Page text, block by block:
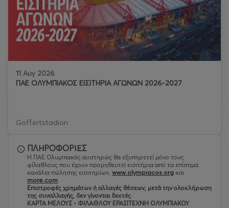
11 Αυγ 2026
ΠΑΕ ΟΛΥΜΠΙΑΚΟΣ ΕΙΣΙΤΗΡΙΑ ΑΓΩΝΩΝ 2026-2027
Goffertstadion
ΠΛΗΡΟΦΟΡΙΕΣ
Η ΠΑΕ Ολυμπιακός αυστηρώς θα εξυπηρετεί μόνο τους
φίλαθλους που έχουν προμηθευτεί εισιτήρια από τα επίσημα
κανάλια πώλησης εισιτηρίων, www.olympiacos.org και
more.com.
Eπιστροφές χρημάτων ή αλλαγές θέσεων, μετά την ολοκλήρωση
της συναλλαγής, δεν γίνονται δεκτές.
ΚΑΡΤΑ ΜΕΛΟΥΣ - ΦΙΛΑΘΛΟΥ ΕΡΑΣΙΤΕΧΝΗ ΟΛΥΜΠΙΑΚΟΥ